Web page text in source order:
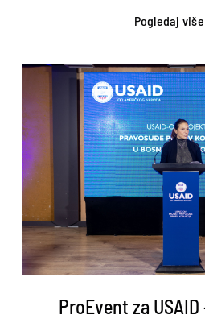
Pogledaj više
ProEvent za